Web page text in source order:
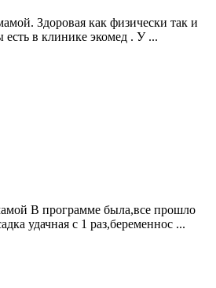
Здоровая как физически так и
есть в клинике экомед . У ...
В программе была,все прошло
удачная с 1 раз,беременнос ...